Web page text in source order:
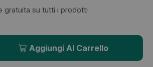
gratuita su tutti i prodotti
Aggiungi Al Carrello